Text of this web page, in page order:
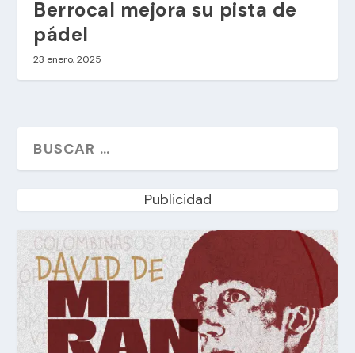
Berrocal mejora su pista de
pádel
23 enero, 2025
Publicidad